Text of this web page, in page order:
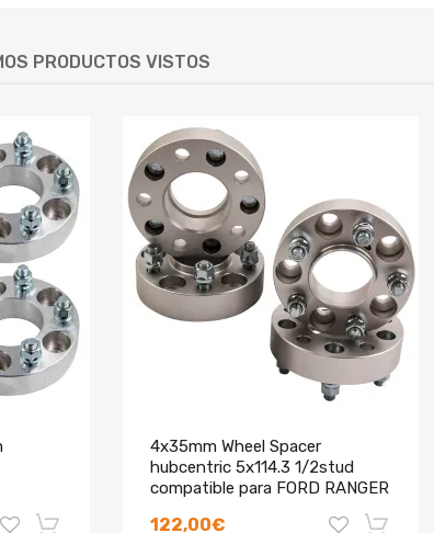
PRODUCTOS VISTOS
BA BF
4x35mm Wheel Spacer
hubcentric 5x114.3 1/2stud
compatible para FORD RANGER
122,00€